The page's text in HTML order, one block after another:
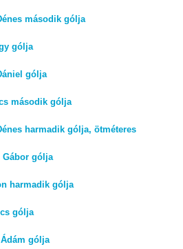
második gólja
gólja
gólja
második gólja
harmadik gólja, ötméteres
Gábor gólja
harmadik gólja
gólja
gólja